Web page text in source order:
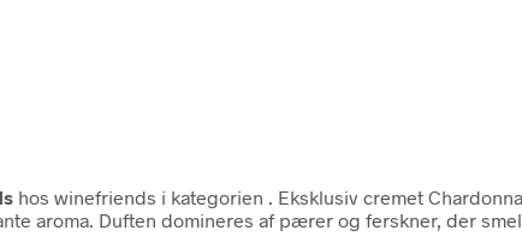
hos winefriends i kategorien
. Eksklusiv cremet
aroma. Duften domineres af pærer og ferskner, der